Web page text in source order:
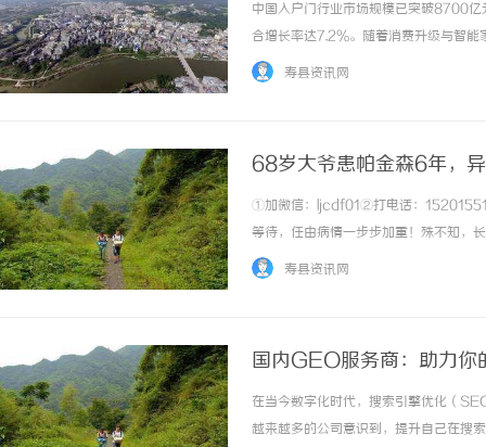
中国入户门行业市场规模已突破8700
合增长率达7.2%。随着消费升级与智
能+美学+环保”的综合需求，面对市场
寿县资讯网
68岁大爷患帕金森6年，
己吃饭走路？
①加微信：ljcdf01②打电话：
等待，任由病情一步步加重！殊不知，
恶化，陷入“越拖越重、越重越难治”
寿县资讯网
国内GEO服务商：助力
在当今数字化时代，搜索引擎优化（
越来越多的公司意识到，提升自己在搜
汉配眼镜 上海配眼镜 武汉配眼镜 上海配眼镜